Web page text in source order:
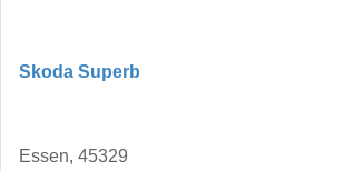
Skoda Superb
Essen, 45329